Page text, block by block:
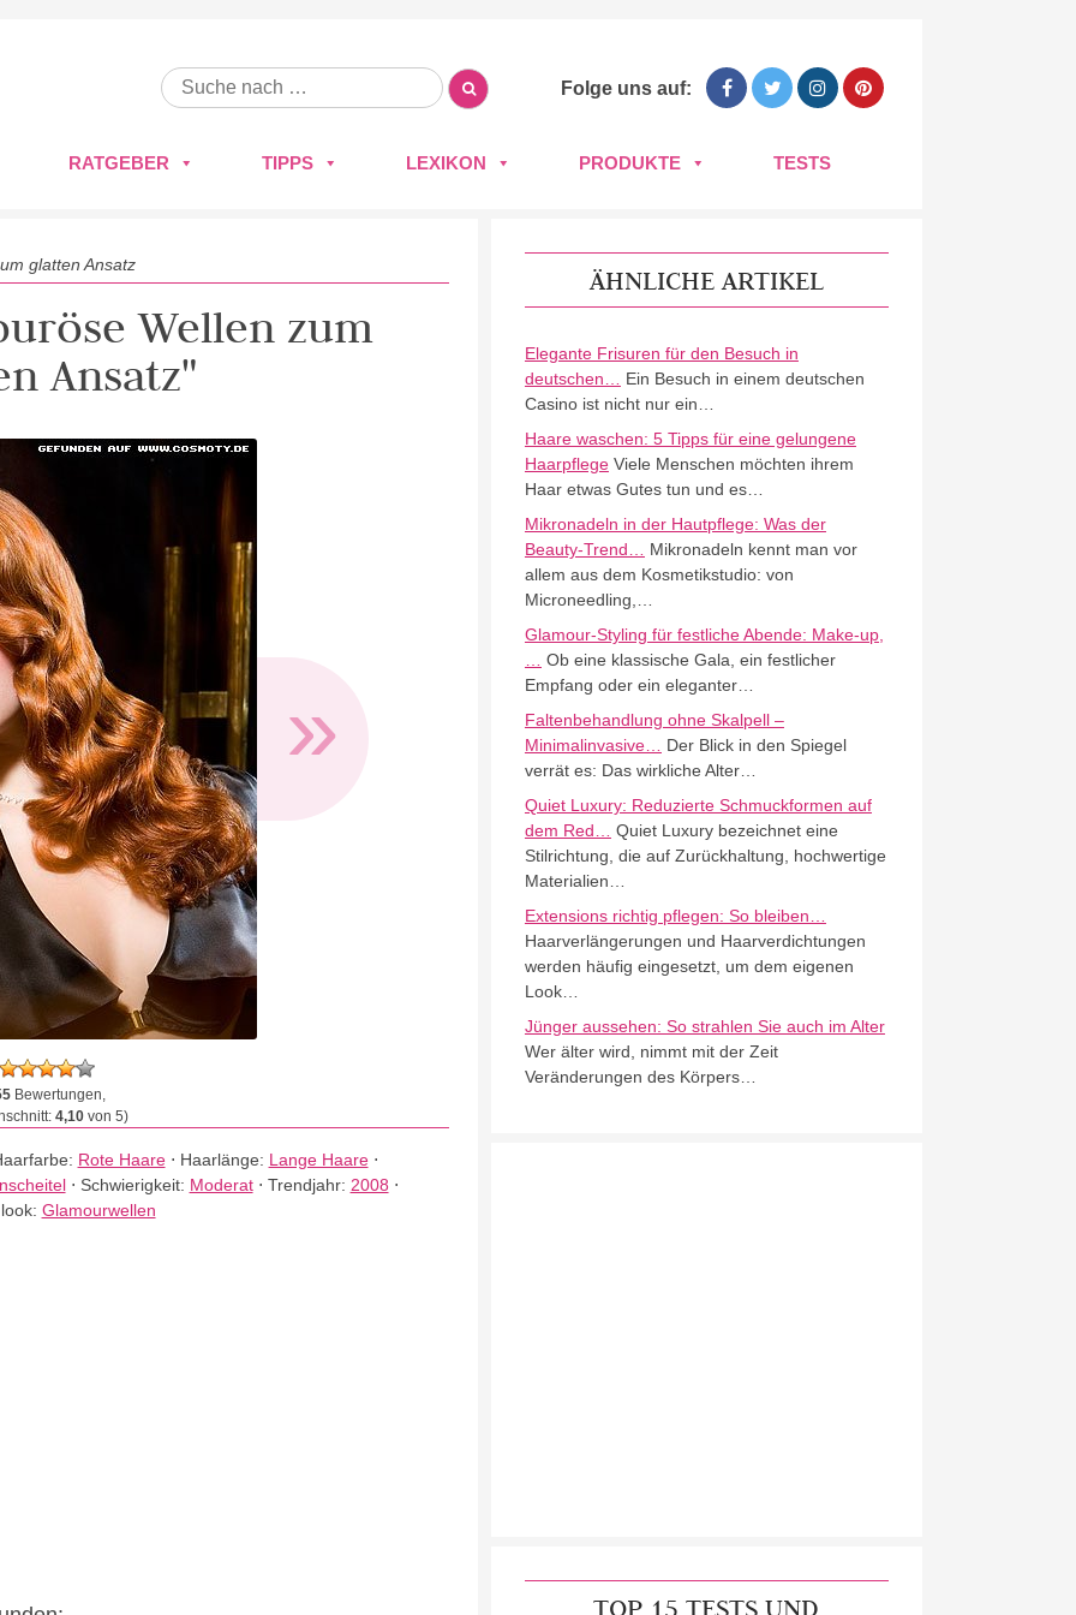
Folge uns auf:
RATGEBER TIPPS LEXIKON PRODUKTE TESTS
glatten Ansatz
Wellen zum
Ansatz"
»
Bewertungen,
4,10von 5)
Rote Haare⋅ Haarlänge: Lange Haare⋅
⋅ Schwierigkeit: Moderat⋅ Trendjahr: 2008 ⋅
Glamourwellen
ÄHNLICHE ARTIKEL
Elegante Frisuren für den Besuch in
deutschen…
Ein Besuch in einem deutschen
Casino ist nicht nur ein…
Haare waschen: 5 Tipps für eine gelungene
HaarpflegeViele Menschen möchten ihrem
Haar etwas Gutes tun und es…
Mikronadeln in der Hautpflege: Was der
Beauty-Trend…
Mikronadeln kennt man vor
allem aus dem Kosmetikstudio: von
Microneedling,…
Glamour-Styling für festliche Abende: Make-up,
Ob eine klassische Gala, ein festlicher
Empfang oder ein eleganter…
Faltenbehandlung ohne Skalpell –
Minimalinvasive…
Der Blick in den Spiegel
verrät es: Das wirkliche Alter…
Quiet Luxury: Reduzierte Schmuckformen auf
dem Red…
Quiet Luxury bezeichnet eine
Stilrichtung, die auf Zurückhaltung, hochwertige
Materialien…
Extensions richtig pflegen: So bleiben…
Haarverlängerungen und Haarverdichtungen
werden häufig eingesetzt, um dem eigenen
Look…
Jünger aussehen: So strahlen Sie auch im Alter
Wer älter wird, nimmt mit der Zeit
Veränderungen des Körpers…
TOP 15 TESTS UND